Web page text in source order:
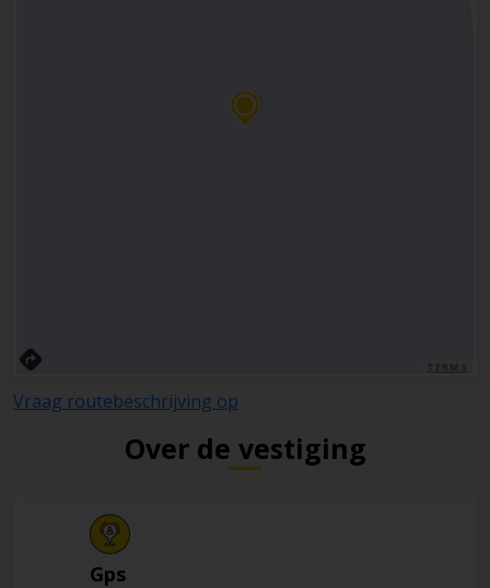
Vraag routebeschrijving op
Over de vestiging
Gps